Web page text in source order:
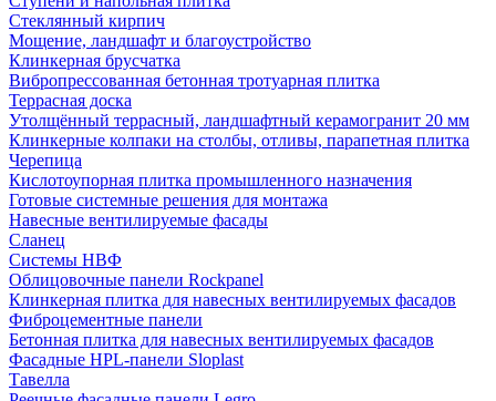
Cтеклянный кирпич
Мощение, ландшафт и благоустройство
Клинкерная брусчатка
Вибропрессованная бетонная тротуарная плитка
Террасная доска
Утолщённый террасный, ландшафтный керамогранит 20 мм
Клинкерные колпаки на столбы, отливы, парапетная плитка
Черепица
Кислотоупорная плитка промышленного назначения
Готовые системные решения для монтажа
Навесные вентилируемые фасады
Сланец
Системы НВФ
Облицовочные панели Rockpanel
Клинкерная плитка для навесных вентилируемых фасадов
Фиброцементные панели
Бетонная плитка для навесных вентилируемых фасадов
Фасадные HPL-панели Sloplast
Тавелла